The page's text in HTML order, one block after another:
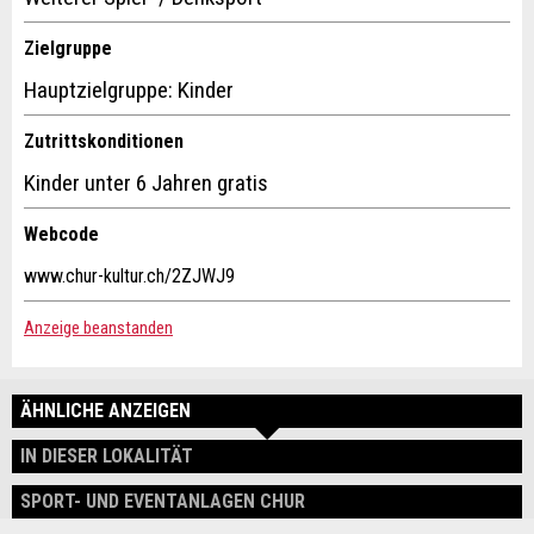
ANMELDEN
Zielgruppe
Hauptzielgruppe: Kinder
Zutrittskonditionen
Kinder unter 6 Jahren gratis
Webcode
www.chur-kultur.ch/2ZJWJ9
Anzeige beanstanden
ÄHNLICHE ANZEIGEN
IN DIESER LOKALITÄT
SPORT- UND EVENTANLAGEN CHUR